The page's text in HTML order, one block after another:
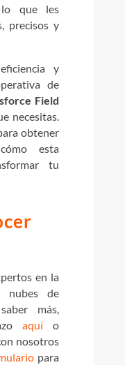
lo que les
precisos y
y
de
Field
necesitas.
obtener
esta
tu
en la
nubes de
más,
aquí
o
nosotros
para